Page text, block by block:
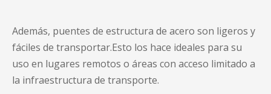
Además, puentes de estructura de acero son ligeros y
fáciles de transportar.Esto los hace ideales para su
uso en lugares remotos o áreas con acceso limitado a
la infraestructura de transporte.